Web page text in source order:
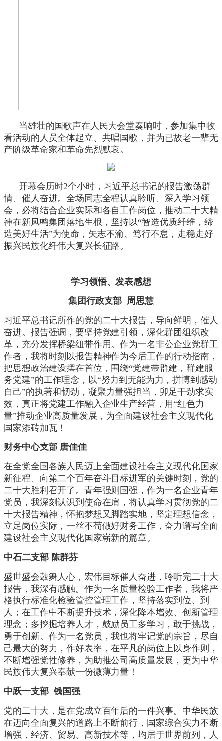
当雄壮的国歌声在人民大会堂奏响时，参加集中收
看活动的人员全体起立、共唱国歌，并为已故老一辈无
产阶级革命家和革命先烈默哀。
开幕会历时2个小时，习近平总书记的报告激荡群
情、催人奋进。全场同志全程认真聆听、深入学习领
会，必将结合企业实际和各自工作岗位，推动二十大精
神在新凤鸣集团落地生根，坚持以“智造优质纤维，缔
造美好生活”为使命，矢志不渝、笃行不怠，走稳走好
振兴民族化纤伟大复兴长征路。
学习领悟、发表感想
集团行政支部 周思慧
习近平总书记所作的党的二十大报告，导向鲜明，催人
奋进。报告强调，要坚持党建引领，深化群团组织改
革，充分发挥桥梁纽带作用。作为一名非公企业党群工
作者，我将时刻以报告精神作为今后工作的行动指南，
把思想政治建设摆在首位，围绕“党建带群建，群建服
务党建”的工作理念，以“努力到无能为力，拼博到感动
自己”的执著和韧劲，凝聚力量强担当，卯足干劲求实
效，真正将党建工作融入企业生产经营，用“红色力
量”推动企业高质量发展，为全面建设社会主义现代化
国家添砖加瓦！
财务中心支部 唐佳佳
在全党全国各族人民迈上全面建设社会主义现代化国家
新征程、向第二个百年奋斗目标进军的关键时刻，党的
二十大胜利召开了。青年强则国强，作为一名企业青年
党员，我深刻认识到使命在肩，将认真学习贯彻党的二
十大报告精神，怀抱梦想又脚踏实地，坚定理想信念，
立足岗位实际，一丝不苟做好财务工作，奋力谱写全面
建设社会主义现代化国家崭新的篇章。
中石二支部 陈群芬
盛世盛会鼓舞人心，宏伟目标催人奋进，聆听完二十大
报告，我深有感触。作为一名质量检验工作者，我将严
格执行标准化检验管控管理工作，坚持落实到位、到
人；在工作中不断提升技术，深化降本增效、创新管理
理念；多挖掘培养人才，鼓励员工多学习，敢于挑战，
勇于创新。作为一名党员，我也将牢记党的宗旨，尽自
己最大的努力，作好表率，在平凡的岗位上以身作则，
不断增强党性修养，为助推公司高质量发展，更为中华
民族伟大复兴奉献一份微薄力量！
中跃一支部 钱国强
党的二十大，是在党成立百年后的一件兴事。中华民族
在迈向全面复兴的道路上不断前行，国家综合实力不断
增强，经济、贸易、高新技术等，均居于世界前列，人